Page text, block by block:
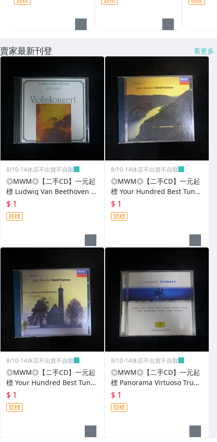
少
無痕些
賣家最新刊登 看更多
8/10-14休店不出貨不自取
◎MWM◎【二手CD】一元起
標 Ludwig Van Beethoven Vi
olinkonzert 無IFPI 介紹摺頁
光碟刮痕少
$ 1
競標
8/10-14休店不出貨不自取
◎MWM◎【二手CD】一元起
標 Your Hundred Best Tune
s,Volume 5內圈西德版 無IFPI
介紹本 光碟刮痕污痕少外圈透
銀不影響播放
$ 1
競標
8/10-14休店不出貨不自取
◎MWM◎【二手CD】一元起
標 Your Hundred Best Tune
s,Volume 1 內圈德版 無IFPI
介紹本 光碟刮痕少
$ 1
競標
8/10-14休店不出貨不自取
◎MWM◎【二手CD】一元起
標 Panorama Virtuoso Trum
pet 2CD 內圈德版 介紹摺頁有
污漬 2CD皆片況佳 封底紙受潮
破損
$ 1
競標